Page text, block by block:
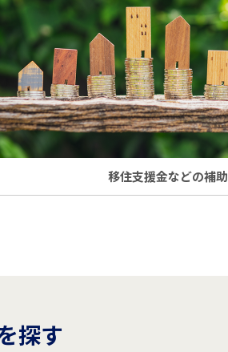
移住支援金などの補助
探す